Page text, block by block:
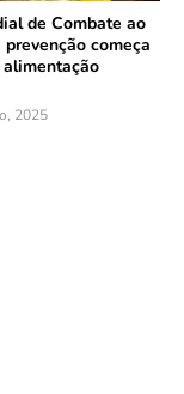
de Combate ao
prevenção começa
2025